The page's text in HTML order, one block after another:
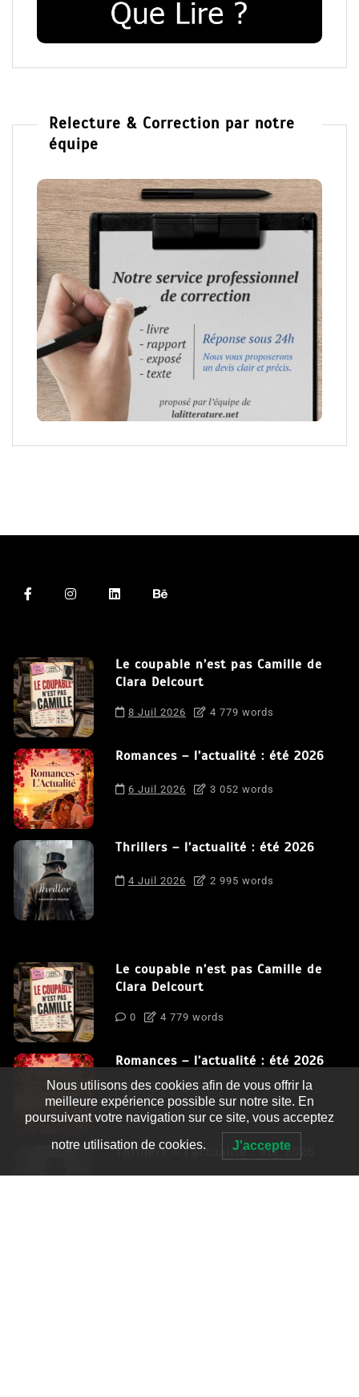
Relecture & Correction par notre
équipe
Le coupable n’est pas Camille de
Clara Delcourt
8 Juil 2026 4 779 words
Romances – l’actualité : été 2026
6 Juil 2026 3 052 words
Thrillers – l’actualité : été 2026
4 Juil 2026 2 995 words
Le coupable n’est pas Camille de
Clara Delcourt
0 4 779 words
Romances – l’actualité : été 2026
0 3 052 words
Thrillers – l’actualité : été 2026
Nous utilisons des cookies afin de vous offrir la
meilleure expérience possible sur notre site. En
poursuivant votre navigation sur ce site, vous acceptez
notre utilisation de cookies. J'accepte